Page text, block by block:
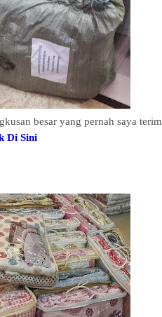
besar yang pernah saya
Di Sini